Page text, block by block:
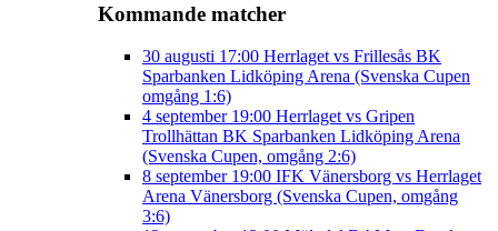
Kommande matcher
30 augusti 17:00 Herrlaget vs Frillesås BK
Sparbanken Lidköping Arena (Svenska Cupen
omgång 1:6)
4 september 19:00 Herrlaget vs Gripen
Trollhättan BK Sparbanken Lidköping Arena
(Svenska Cupen, omgång 2:6)
8 september 19:00 IFK Vänersborg vs Herrlaget
Arena Vänersborg (Svenska Cupen, omgång
3:6)